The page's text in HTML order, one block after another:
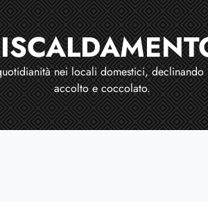
nei locali domestici,
accolto e coccolato.